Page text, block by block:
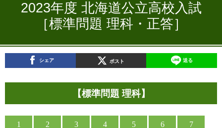
自由研究教材（小学生向け） 自由研究教材（中学生向け）
2023年度 北海道公立高校入試
［標準問題 理科・正答］
シェア ポスト 送る
【標準問題 理科】